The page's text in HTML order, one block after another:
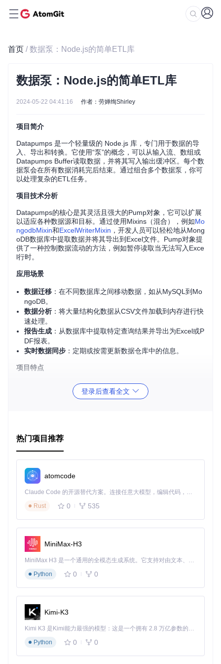
首页 / 数据泵：Node.js的简单ETL库
数据泵：Node.js的简单ETL库
2024-05-22 04:41:16 作者：劳婵绚Shirley
项目简介
Datapumps 是一个轻量级的 Node.js 库，专门用于数据的导
入、导出和转换。它使用“泵”的概念，可以从输入流、数组或
Datapumps Buffer读取数据，并将其写入输出缓冲区。每个数
据泵会在所有数据消耗完后结束。通过组合多个数据泵，你可
以处理复杂的ETL任务。
项目技术分析
Datapumps的核心是其灵活且强大的Pump对象，它可以扩展
以适应各种数据源和目标。通过使用Mixins（混合），例如Mo
ngodbMixin和ExcelWriterMixin ，开发人员可以轻松地从Mong
oDB数据库中提取数据并将其导出到Excel文件。Pump对象提
供了一种控制数据流动的方法，例如暂停读取当无法写入Exce
l行时。
应用场景
数据迁移 ：在不同数据库之间移动数据，如从MySQL到Mo
ngoDB。
数据分析：将大量结构化数据从CSV文件加载到内存进行快
速处理。
报告生成 ：从数据库中提取特定查询结果并导出为Excel或P
DF报表。
实时数据同步 ：定期或按需更新数据仓库中的信息。
项目特点
：清晰的API设计，只需要几行代码就可以实现复
杂的数据操作。
ETL流程。
错误处理
：内置错误缓冲区，可以在处理完成后查看错
持，增强数据处理能力。
安装与使用示例
要开始使用Datapumps，只需运行以下命令：
然后，你可以尝试下面这个简单的例子，将MongoDB中的美
国联系人导出到Excel文件：
// ... 省略了详细代码，见readme ...
在这个例子中，我们首先创建了一个数据泵，然后用Mongodb
系人。接着，我们使用ExcelWriterMixin创建一个新的工作簿
登录后查看全文
热门项目推荐
atomcode
Claude Code 的开源替代方案。连接任意大模型，编辑代码，运行命令，自动验证 — 全自动执行。用 Rust 构建，极致性能。 ｜ An open-source alternative to Claude Code. Connect any LLM, edit code, run commands, and verify changes — autonomously. Built in Rust for speed. Get Started
Rust
0 535
MiniMax-H3
MiniMax H3 是一个通用的全模态生成系统。它支持对由文本、图像、视频和音频组成的多模态上下文进行统一理解，并能生成分辨率高达 2K、时长可达 15 秒的带原生立体声音频的视频。得益于面向任务泛化的系统设计，H3 在预训练阶段就已具备广泛的多模态上下文理解与生成能力，能够出色地执行复杂的多模态指令。
Python
0 0
Kimi-K3
Kimi K3 是Kimi能力最强的模型：这是一个拥有 2.8 万亿参数的混合专家（MoE）模型，具备原生视觉理解能力，并支持 100 万 token 的上下文窗口。
Python
0 0